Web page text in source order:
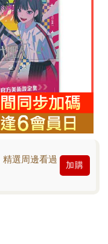
選周邊看過
加購